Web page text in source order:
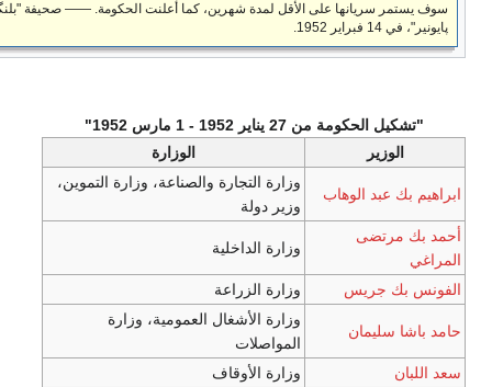
سريانها على الأقل لمدة شهرين، كما أعلنت الحكومة. ―― صحيفة "بلنگز كاونتي
من 27 يناير 1952 - 1 مارس 1952"
عبد الوهاب
وزارة التجارة والصناعة، وزارة التموين،
وزير دولة
وزارة الداخلية
جريس وزارة الزراعة
سليمان
وزارة الأشغال العمومية، وزارة
المواصلات
وزارة الأوقاف